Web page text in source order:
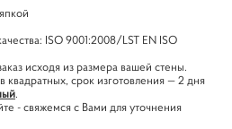
ISO 9001:2008/LST EN ISO
исходя из размера вашей стены.
срок изготовления — 2 дня
.
- свяжемся с Вами для уточнения